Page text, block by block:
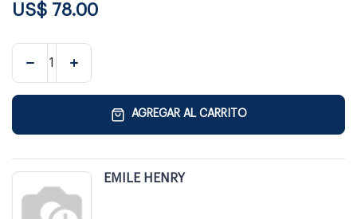
US$ 78.00
AGREGAR AL CARRITO
EMILE HENRY